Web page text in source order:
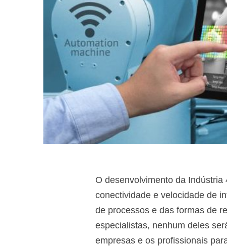
O desenvolvimento da
conectividade e velocidade de
de processos e das formas de
especialistas, nenhum deles
empresas e os profissionais